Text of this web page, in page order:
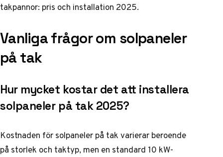
takpannor: pris och installation 2025.
Vanliga frågor om solpaneler
på tak
Hur mycket kostar det att installera
solpaneler på tak 2025?
Kostnaden för solpaneler på tak varierar beroende
på storlek och taktyp, men en standard 10 kW-